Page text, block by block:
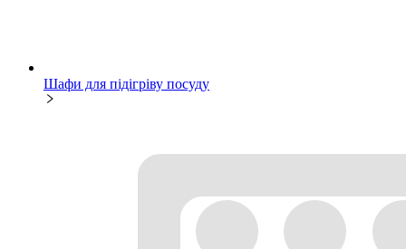
Шафи для підігріву посуду